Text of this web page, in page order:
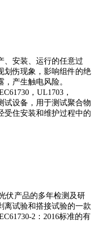
、安装、运行的任意过
划伤现象，影响组件的绝
产生触电风险。
，UL1703，
试设备，用于测试聚合物
受住安装和维护过程中的
伏产品的多年检测及研
离试验和搭接试验的一款
2：2016标准的有